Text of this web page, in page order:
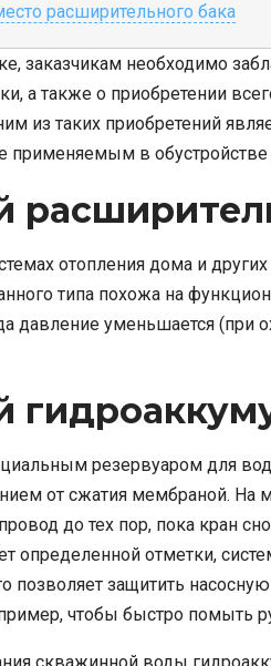
расширительного бака
заказчикам необходимо
а также о приобретении
из таких приобретений
в обустройстве
отопления дома и
типа похожа на
давление уменьшается
резервуаром для
от сжатия мембраной.
до тех пор, пока кран
определенной отметки,
позволяет защитить
чтобы быстро помыть
скважинной воды